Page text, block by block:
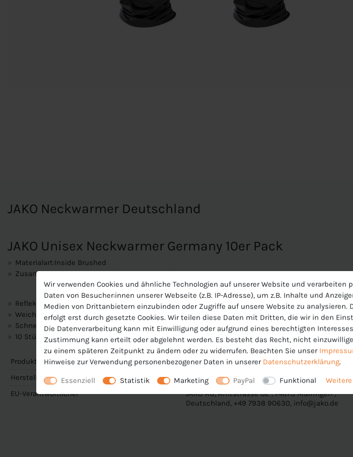
JAKO Neckwarmer Deutschland
JAKO Unisex Neckwarmer Germany 10er Pack
Materialart:Inside Brushed
Zusammensetzung: 87 % Polyester, 13 % Elasthan
Reflektierende Prints
Weiche Oberflächenstruktur für angenehmes Tragegefühl
Schnelltrocknend und atmungsaktiv
10 Stück im Set
Produktnummer
J-D1294-U
Hersteller
Jako
EU-Verantwortlicher
JAKO AG, Amtstrasse 82 , 74673 Mulfingen ,
Deutschland, +49 7938 90630, info@jako.de
Wir verwenden Cookies und ähnliche Technologien auf unserer Website und verarbeiten
Daten von Besucher:innen unserer Webseite (z.B. IP-Adresse), um z.B. Inhalte und
Medien von Drittanbietern einzubinden oder Zugriffe auf unsere Website zu analysieren.
erfolgt erst durch gesetzte Cookies. Wir teilen diese Daten mit Dritten, die wir in den
Die Datenverarbeitung kann mit Einwilligung oder aufgrund eines berechtigten
Zustimmung kann erteilt oder abgelehnt werden. Es besteht das Recht, nicht
zu einem späteren Zeitpunkt zu ändern oder zu widerrufen. Beachten Sie unser
Hinweise zur Verwendung personenbezogener Daten in unserer Daten­schutz­erklärung.
Essenziell Statistik Marketing PayPal Funktional